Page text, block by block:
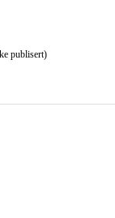
publisert)